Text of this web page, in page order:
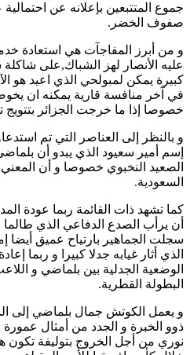
جموع المتتبعين بإعلانه عن
صفوف الخضر.
و من أبرز المفاجآت هي استعادة
كبيرة يمكن لمبولحي الذي اعيد هو
في آخر منافسة قارية يمكنه ان
خصوصا إذا ما خرجت الجزائر بتتويج
و بالنظر إلى العناصر التي تم
إسم أمير سعيود الذي يبدو أن
الصعيد النخبوي خصوصا و أن
السعودية.
كما تشهد ذات القائمة ربما عودة
أن يرأب الصدع الدفاعي الذي
سجلت الجماهير بارتياح عميق أيضا
الذي أثار غيابه جدلا كبيرا و ربما
الوضعية الجدلية بين بلماضي و
البطولة القطرية.
و يعمل الكوتش جمال بلماضي إلى
ذوو الخبرة و الجدد من أمثال
نوري من أجل الخروج بتوليفة تكون